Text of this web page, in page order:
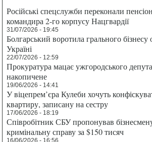
Російські спецслужби переконали
командира 2-го корпусу Нацгвардії
31/07/2026 - 19:45
Болгарський воротила грального бізнесу
Україні
22/07/2026 - 12:59
Прокуратура мацає ужгородського
накопичене
19/06/2026 - 14:41
У віцепрем’єра Кулеби хочуть
квартиру, записану на сестру
17/06/2026 - 18:19
Співробітник СБУ пропонував
кримінальну справу за $150 тисяч
16/06/2026 - 16:56